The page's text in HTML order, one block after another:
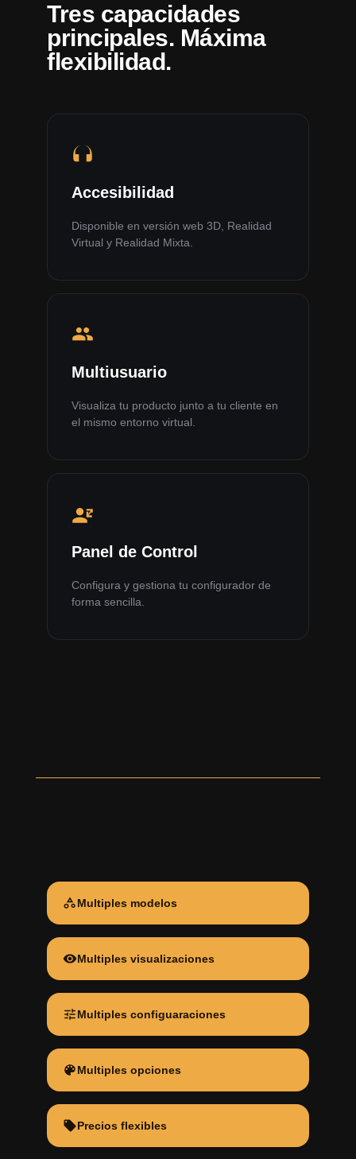
Tres capacidades
principales. Máxima
flexibilidad.
Accesibilidad
Disponible en versión web 3D, Realidad
Virtual y Realidad Mixta.
Multiusuario
Visualiza tu producto junto a tu cliente en
el mismo entorno virtual.
Panel de Control
Configura y gestiona tu configurador de
forma sencilla.
Multiples modelos
Multiples visualizaciones
Multiples configuaraciones
Multiples opciones
Precios flexibles